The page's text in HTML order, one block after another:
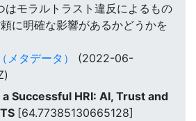
はモラルトラスト違反によるもの
に明確な影響があるかどうかを
メタデータ）
(2022-06-
Successful HRI: AI, Trust and
[64.77385130665128]